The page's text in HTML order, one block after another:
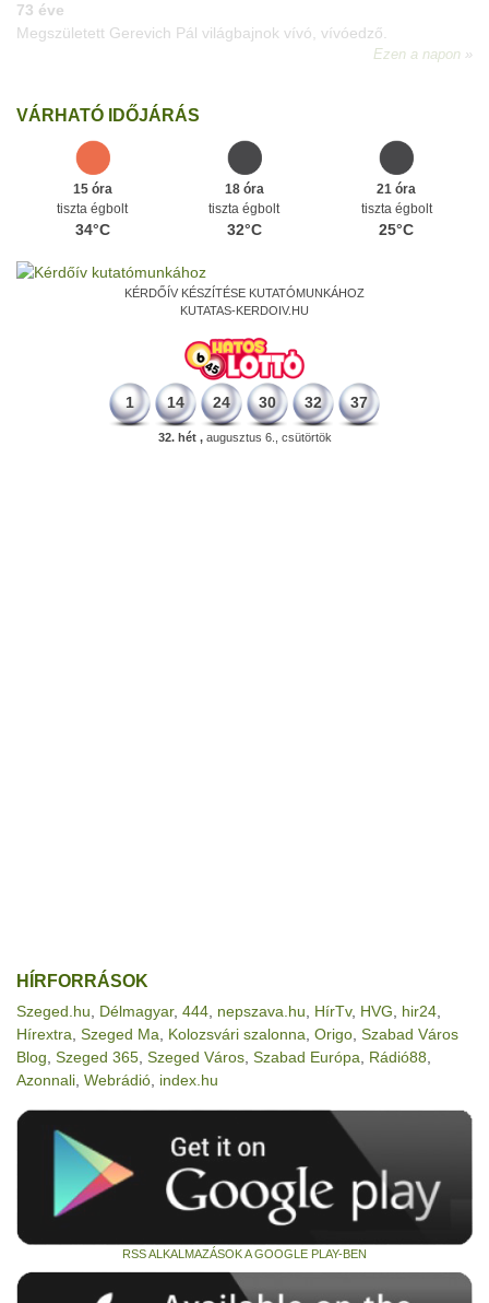
64 éve
Budapesten megszületett Básti Júlia, Kossuth-díjas színésznő
VÁRHATÓ IDŐJÁRÁS
15 óra
tiszta égbolt
34°C
18 óra
tiszta égbolt
32°C
21 óra
tiszta égbolt
25°C
KÉRDŐÍV KÉSZÍTÉSE KUTATÓMUNKÁHOZ
KUTATAS-KERDOIV.HU
1 14 24 30 32 37
32. hét ,augusztus 6., csütörtök
HÍRFORRÁSOK
Szeged.hu Délmagyar, 444 nepszava.hu HírTv, HVG hir24
Hírextra Szeged Ma Kolozsvári szalonna Origo Szabad Város
Blog Szeged 365 Szeged Város Szabad Európa Rádió88
Azonnali Webrádió index.hu
RSS ALKALMAZÁSOK A GOOGLE PLAY-BEN